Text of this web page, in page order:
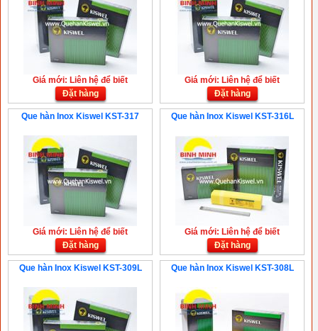
Giá mới: Liên hệ để biết
Đặt hàng
Giá mới: Liên hệ để biết
Đặt hàng
Que hàn Inox Kiswel KST-317
Giá mới: Liên hệ để biết
Đặt hàng
Que hàn Inox Kiswel KST-316L
Giá mới: Liên hệ để biết
Đặt hàng
Que hàn Inox Kiswel KST-309L Que hàn Inox Kiswel KST-308L